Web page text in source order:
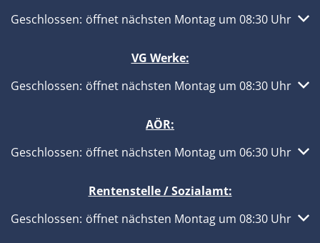
Klicken, um weitere Öffnungs- oder Schließzeiten
Geschlossen: öffnet nächsten Montag um 08:30 Uhr
VG Werke:
Klicken, um weitere Öffnungs- oder Schließzeiten
Geschlossen: öffnet nächsten Montag um 08:30 Uhr
AÖR:
Klicken, um weitere Öffnungs- oder Schließzeiten
Geschlossen: öffnet nächsten Montag um 06:30 Uhr
Rentenstelle / Sozialamt:
Klicken, um weitere Öffnungs- oder Schließzeiten
Geschlossen: öffnet nächsten Montag um 08:30 Uhr